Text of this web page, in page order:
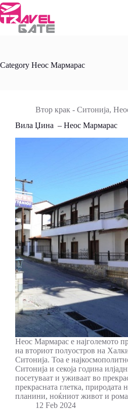
Skip
to
content
Category Неос Мармарас
Втор крак - Ситонија,
Вила Џина – Неос Мармарас
Неос Мармарас е најголемото
на вториот полуостров на
Ситонија. Тоа е
Ситонија и секоја година
посетуваат и уживаат во
прекрасната глетка, природата
планини, ноќниот живот и
12 Feb 2024